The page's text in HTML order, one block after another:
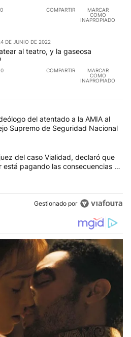
RESPETO. SE LOS HICE NOTAR
LO TANTO, DEBUT Y
A ESAS CASAS A COMER.
ES LA SOBREMESA..."¿QUÉ TE
TENÉS, A DÓNDE TE VAS?
Y SE SIGUE ESE
DE ENCUENTRO. PARA MÍ,
ENSEÑADO ESE
UNO, HABLA EL OTRO, SE
A VECES COMPARTE ALGUIEN
LINDOOOO.
0 COMPARTIR
MARCAR
COMO
INAPROPIADO
DE JUNIO DE 2022
al teatro, y la gaseosa
0 COMPARTIR
MARCAR
COMO
INAPROPIADO
con más comentarios en los
el título "Irán nombró al ideólogo
del atentado a la AMIA al
Supremo de Seguridad Nacional
el título "Jorge Gorini, el juez del
del caso Vialidad, declaró que
está pagando las consecuencias de
comprobado"
Gestionado por